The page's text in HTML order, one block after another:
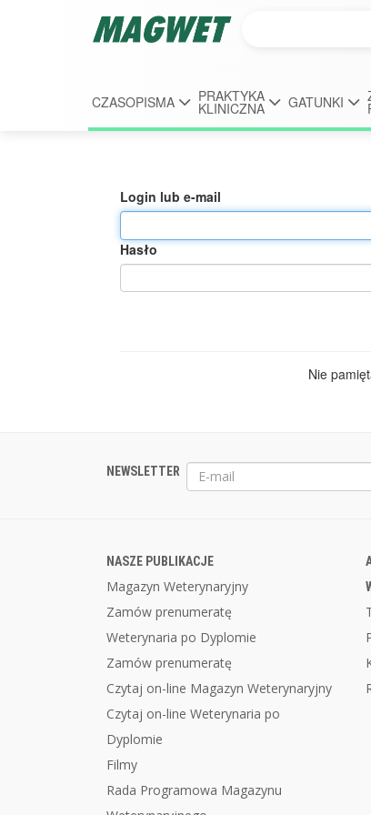
CZASOPISMA PRAKTYKA
KLINICZNA GATUNKI
Login lub e-mail
Hasło
Nie
NEWSLETTER
NASZE PUBLIKACJE
Magazyn Weterynaryjny
Zamów prenumeratę
Weterynaria po Dyplomie
Zamów prenumeratę
Czytaj on-line Magazyn Weterynaryjny
Czytaj on-line Weterynaria po
Dyplomie
Filmy
Rada Programowa Magazynu